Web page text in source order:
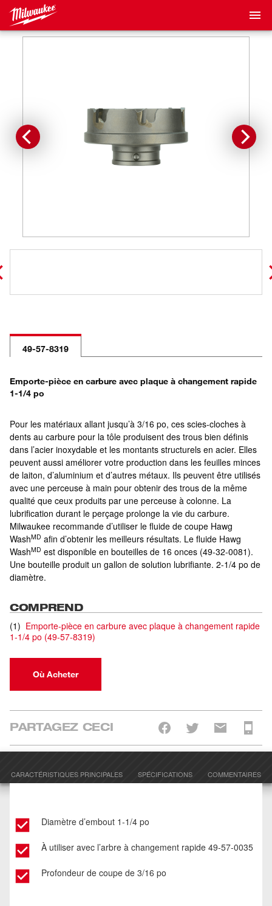
49-57-8319
Emporte-pièce en carbure avec plaque à changement rapide
1-1/4 po
Pour les matériaux allant jusqu’à 3/16 po, ces scies-cloches à
dents au carbure pour la tôle produisent des trous bien définis
dans l’acier inoxydable et les montants structurels en acier. Elles
peuvent aussi améliorer votre production dans les feuilles minces
de laiton, d’aluminium et d’autres métaux. Ils peuvent être utilisés
avec une perceuse à main pour obtenir des trous de la même
qualité que ceux produits par une perceuse à colonne. La
lubrification durant le perçage prolonge la vie du carbure.
Milwaukee recommande d’utiliser le fluide de coupe Hawg
WashMD afin d’obtenir les meilleurs résultats. Le fluide Hawg
WashMD est disponible en bouteilles de 16 onces (49-32-0081).
Une bouteille produit un gallon de solution lubrifiante. 2-1/4 po de
diamètre.
COMPREND
(1) Emporte-pièce en carbure avec plaque à changement rapide
1-1/4 po (49-57-8319)
Où Acheter
PARTAGEZ CECI
CARACTÉRISTIQUES PRINCIPALES SPÉCIFICATIONS COMMENTAIRES
Diamètre d’embout 1-1/4 po
À utiliser avec l’arbre à changement rapide 49-57-0035
Profondeur de coupe de 3/16 po